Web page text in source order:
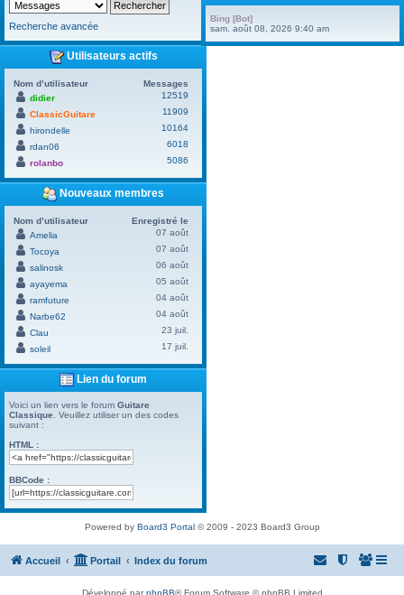
Recherche avancée
Utilisateurs actifs
Nom d’utilisateur
Messages
didier
12519
ClassicGuitare
11909
hirondelle
10164
rdan06
6018
rolanbo
5086
Nouveaux membres
Nom d’utilisateur
Enregistré le
Amelia
07 août
Tocoya
07 août
salinosk
06 août
ayayema
05 août
ramfuture
04 août
Narbe62
04 août
Clau
23 juil.
soleil
17 juil.
Lien du forum
Voici un lien vers le forum Guitare
Classique . Veuillez utiliser un des codes
suivant :
HTML :
BBCode :
Bing [Bot]
sam. août 08, 2026 9:40 am
Powered by Board3 Portal© 2009 - 2023 Board3 Group
Accueil Portail Index du forum
Développé parphpBB® Forum Software © phpBB Limited